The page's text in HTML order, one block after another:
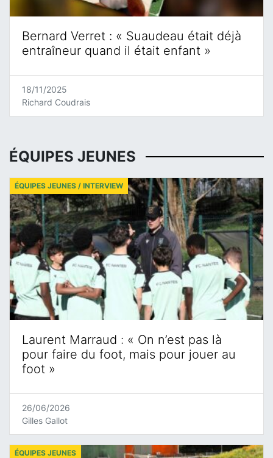
Bernard Verret : « Suaudeau était déjà
entraîneur quand il était enfant »
18/11/2025
Richard Coudrais
ÉQUIPES JEUNES
Laurent Marraud : « On n’est pas là
pour faire du foot, mais pour jouer au
foot »
ÉQUIPES JEUNES / INTERVIEW
26/06/2026
Gilles Gallot
ÉQUIPES JEUNES